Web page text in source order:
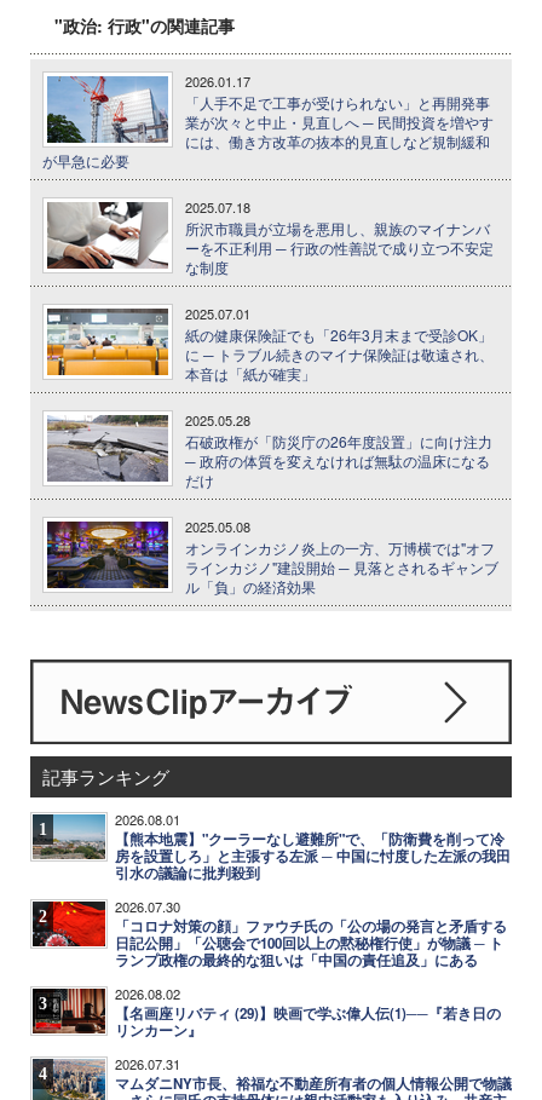
"政治: 行政"の関連記事
2026.01.17
「人手不足で工事が受けられない」と再開発事
業が次々と中止・見直しへ ─ 民間投資を増やす
には、働き方改革の抜本的見直しなど規制緩和
が早急に必要
2025.07.18
所沢市職員が立場を悪用し、親族のマイナンバ
ーを不正利用 ─ 行政の性善説で成り立つ不安定
な制度
2025.07.01
紙の健康保険証でも「26年3月末まで受診OK」
に ─ トラブル続きのマイナ保険証は敬遠され、
本音は「紙が確実」
2025.05.28
石破政権が「防災庁の26年度設置」に向け注力
─ 政府の体質を変えなければ無駄の温床になる
だけ
2025.05.08
オンラインカジノ炎上の一方、万博横では"オフ
ラインカジノ"建設開始 ─ 見落とされるギャンブ
ル「負」の経済効果
記事ランキング
1 2026.08.01
【熊本地震】"クーラーなし避難所"で、「防衛費を削って冷
房を設置しろ」と主張する左派 ─ 中国に忖度した左派の我田
引水の議論に批判殺到
2 2026.07.30
「コロナ対策の顔」ファウチ氏の「公の場の発言と矛盾する
日記公開」「公聴会で100回以上の黙秘権行使」が物議 ─ ト
ランプ政権の最終的な狙いは「中国の責任追及」にある
3 2026.08.02
【名画座リバティ (29)】映画で学ぶ偉人伝(1)──『若き日の
リンカーン』
4 2026.07.31
マムダニNY市長、裕福な不動産所有者の個人情報公開で物議